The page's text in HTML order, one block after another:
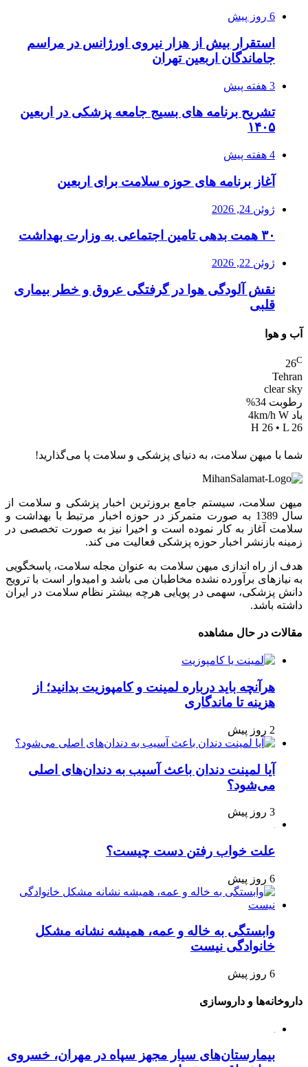
6 روز پیش
استقرار بیش از هزار نیروی اورژانس در مراسم
جاماندگان اربعین تهران
3 هفته پیش
تشریح برنامه های بسیج جامعه پزشکی در اربعین
۱۴۰۵
4 هفته پیش
آغاز برنامه های حوزه سلامت برای اربعین
ژوئن 24, 2026
۳۰ همت بدهی تامین اجتماعی به وزارت بهداشت
ژوئن 22, 2026
نقش آلودگی هوا در گرفتگی عروق و خطر بیماری
قلبی
آب و هوا
26C
Tehran
clear sky
رطوبت 34%
باد 4km/h W
H 26 • L 26
شما با میهن سلامت، به دنیای پزشکی و سلامت پا می‌گذارید!
میهن سلامت، سیستم جامع بروزترین اخبار پزشکی و سلامت از
سال 1389 به صورت متمرکز در حوزه اخبار مرتبط با بهداشت و
سلامت آغاز به کار نموده است و اخیرا نیز به صورت تخصصی در
زمینه بازنشر اخبار حوزه پزشکی فعالیت می کند.
هدف از راه اندازی میهن سلامت به عنوان مجله سلامت، پاسخگویی
به نیازهای برآورده نشده مخاطبان می باشد و امیدوار است با ترویج
دانش پزشکی، سهمی در پویایی هرچه بیشتر نظام سلامت در ایران
داشته باشد.
مقالات در حال مشاهده
هرآنچه باید درباره لمینت و کامپوزیت بدانید؛ از
هزینه تا ماندگاری
2 روز پیش
آیا لمینت دندان باعث آسیب به دندان‌های اصلی
می‌شود؟
3 روز پیش
علت خواب رفتن دست چیست؟
6 روز پیش
وابستگی به خاله و عمه، همیشه نشانه مشکل
خانوادگی نیست
6 روز پیش
داروخانه‌ها و داروسازی
بیمارستان‌های سیار مجهز سپاه در مهران، خسروی